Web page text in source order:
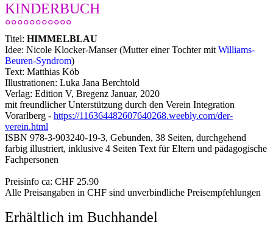
KINDERBUCH
°°°°°°°°°°°
Titel: HIMMELBLAU
Idee: Nicole Klocker-Manser (Mutter einer Tochter mit Williams-
Beuren-Syndrom)
Text: Matthias Köb
Illustrationen: Luka Jana Berchtold
Verlag: Edition V, Bregenz Januar, 2020
mit freundlicher Unterstützung durch den Verein Integration
Vorarlberg - https://116364482607640268.weebly.com/der-
verein.html
ISBN 978-3-903240-19-3, Gebunden, 38 Seiten, durchgehend
farbig illustriert, inklusive 4 Seiten Text für Eltern und pädagogische
Fachpersonen
Preisinfo ca: CHF 25.90
Alle Preisangaben in CHF sind unverbindliche Preisempfehlungen
Erhältlich im Buchhandel